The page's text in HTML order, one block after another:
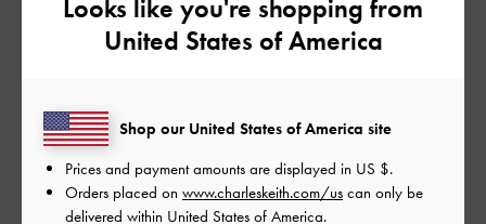
よかった
フィルター
並べ替え 最新
Looks like you're shopping from
United States of America
Shop our United States of America site
Prices and payment amounts are displayed in US $.
Orders placed on www.charleskeith.com/us can only be
delivered within United States of America.